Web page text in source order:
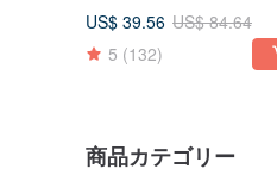
1,900円以上
US$ 39.56 US$ 84.64
5 (132)
商品カテゴリー